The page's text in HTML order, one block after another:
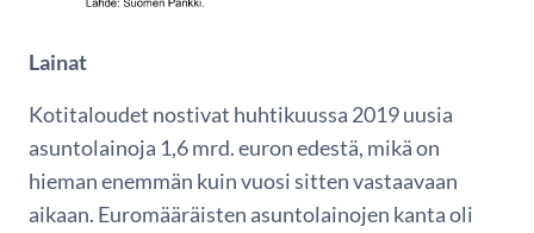
Lainat
Kotitaloudet nostivat huhtikuussa 2019 uusia
asuntolainoja 1,6 mrd. euron edestä, mikä on
hieman enemmän kuin vuosi sitten vastaavaan
aikaan. Euromääräisten asuntolainojen kanta oli